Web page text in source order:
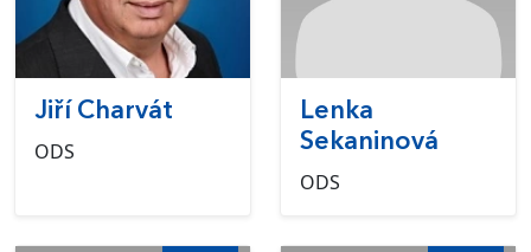
Jiří Charvát
ODS
Lenka
Sekaninová
ODS